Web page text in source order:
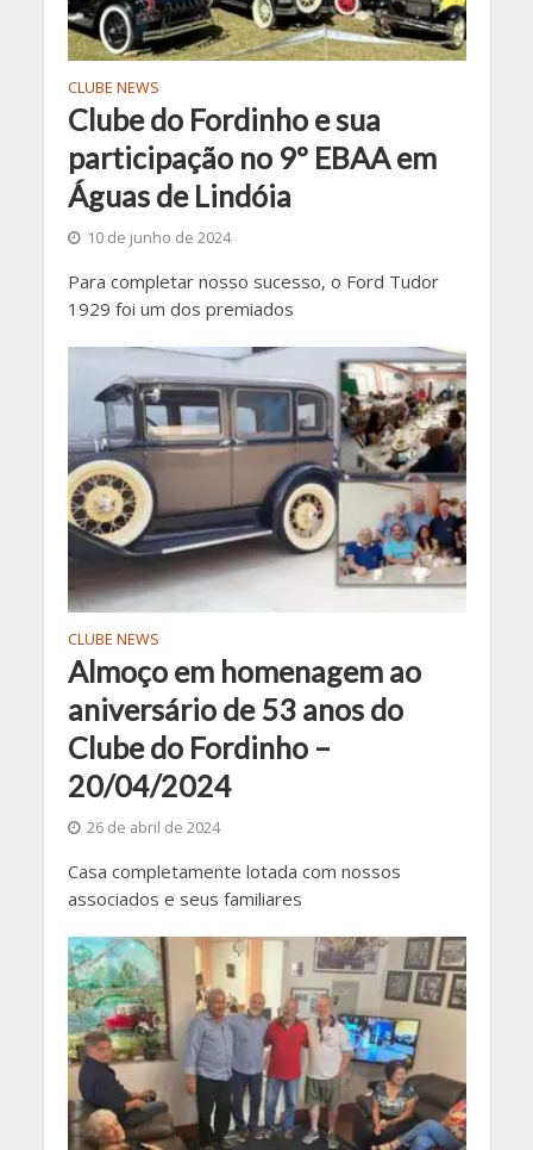
CLUBE NEWS
Clube do Fordinho e sua
participação no 9º EBAA em
Águas de Lindóia
10 de junho de 2024
Para completar nosso sucesso, o Ford Tudor
1929 foi um dos premiados
CLUBE NEWS
Almoço em homenagem ao
aniversário de 53 anos do
Clube do Fordinho –
20/04/2024
26 de abril de 2024
Casa completamente lotada com nossos
associados e seus familiares